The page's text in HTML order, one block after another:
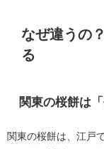
なぜ違うの
る
関東の桜餅は
関東の桜餅は、江戸